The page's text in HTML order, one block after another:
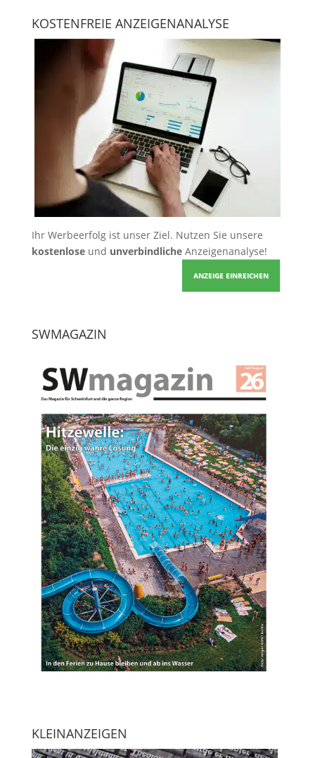
KOSTENFREIE ANZEIGENANALYSE
Ihr Werbeerfolg ist unser Ziel. Nutzen Sie unsere
kostenloseund unverbindlicheAnzeigenanalyse!
ANZEIGE EINREICHEN
SWMAGAZIN
KLEINANZEIGEN